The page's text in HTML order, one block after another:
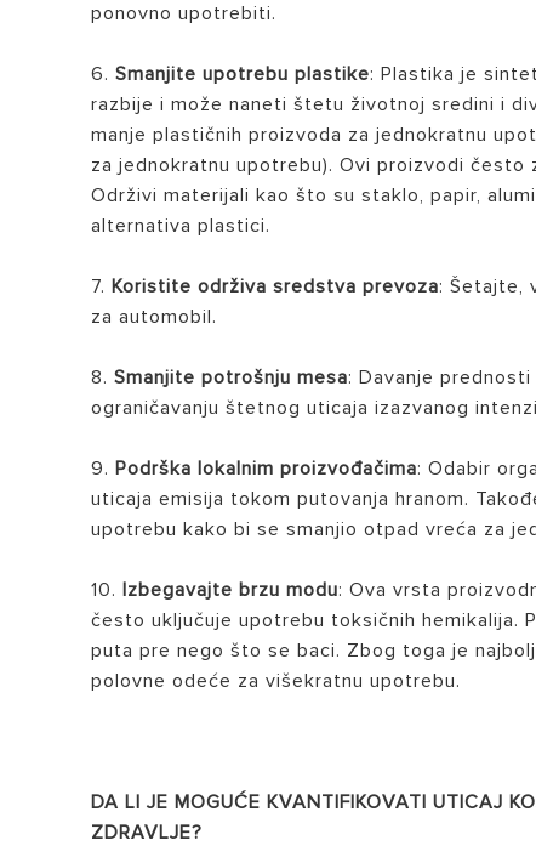
ponovno upotrebiti.
6.Smanjite upotrebu plastike: Plastika je
razbije i može naneti štetu životnoj sredini i
manje plastičnih proizvoda za jednokratnu
za jednokratnu upotrebu). Ovi proizvodi često
Održivi materijali kao što su staklo, papir,
alternativa plastici.
7.Koristite održiva sredstva prevoza: Šetajte,
za automobil.
8.Smanjite potrošnju mesa: Davanje
ograničavanju štetnog uticaja izazvanog
9.Podrška lokalnim proizvođačima: Odabir
uticaja emisija tokom putovanja hranom.
upotrebu kako bi se smanjio otpad vreća za
10.Izbegavajte brzu modu: Ova vrsta
često uključuje upotrebu toksičnih hemikalija.
puta pre nego što se baci. Zbog toga je
polovne odeće za višekratnu upotrebu.
DA LI JE MOGUĆE KVANTIFIKOVATI UTICAJ
ZDRAVLJE?